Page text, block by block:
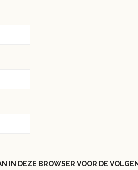
IN DEZE BROWSER VOOR DE